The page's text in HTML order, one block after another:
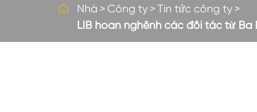
 Nhà Công ty
Tin tức công ty
LIB hoan nghênh các đối tác từ Ba